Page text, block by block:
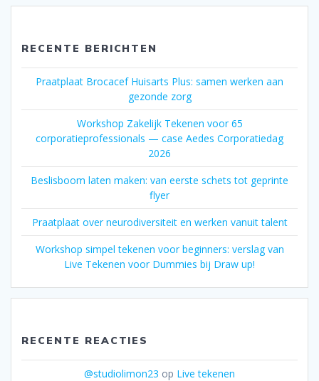
RECENTE BERICHTEN
Praatplaat Brocacef Huisarts Plus: samen werken aan
gezonde zorg
Workshop Zakelijk Tekenen voor 65
corporatieprofessionals — case Aedes Corporatiedag
2026
Beslisboom laten maken: van eerste schets tot geprinte
flyer
Praatplaat over neurodiversiteit en werken vanuit talent
Workshop simpel tekenen voor beginners: verslag van
Live Tekenen voor Dummies bij Draw up!
RECENTE REACTIES
@studiolimon23 op Live tekenen